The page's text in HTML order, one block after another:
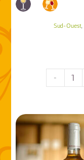
Sud-Ouest,
-